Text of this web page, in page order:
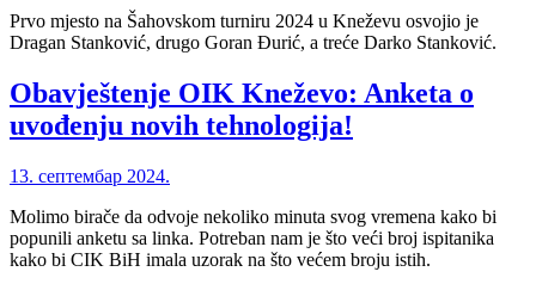
Prvo mjesto na Šahovskom turniru 2024 u Kneževu osvojio je
Dragan Stanković, drugo Goran Đurić, a treće Darko Stanković.
Obavještenje OIK Kneževo: Anketa o
uvođenju novih tehnologija!
13. септембар 2024.
Molimo birače da odvoje nekoliko minuta svog vremena kako bi
popunili anketu sa linka. Potreban nam je što veći broj ispitanika
kako bi CIK BiH imala uzorak na što većem broju istih.